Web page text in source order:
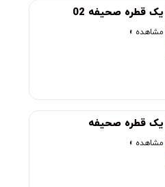
یک قطره صحیفه 02
مشاهده »
یک قطره صحیفه
مشاهده »